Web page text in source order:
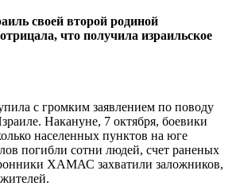
своей второй родиной
что получила израильское
с громким заявлением по поводу
Накануне, 7 октября, боевики
населенных пунктов на юге
погибли сотни людей, счет раненых
ХАМАС захватили заложников,